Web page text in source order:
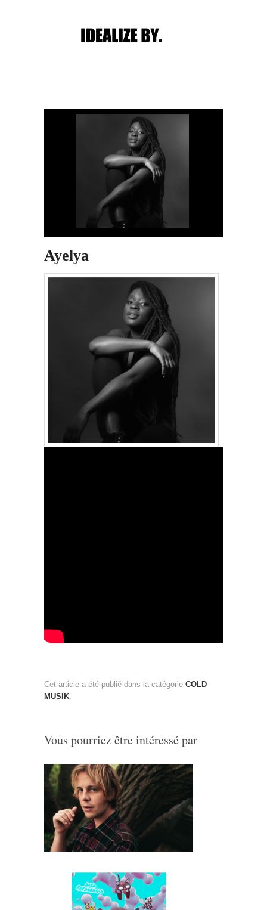
Post navigation
Ayelya
Cet article a été publié dans la catégorie COLD
MUSIK.
Vous pourriez être intéressé par